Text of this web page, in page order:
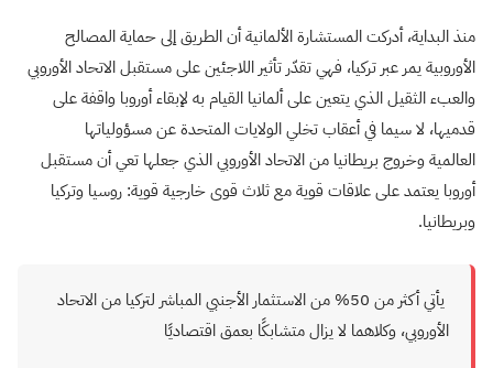
منذ البداية، أدركت المستشارة الألمانية أن الطريق إلى حماية المصالح
الأوروبية يمر عبر تركيا، فهي تقدّر تأثير اللاجئين على مستقبل الاتحاد الأوروبي
والعبء الثقيل الذي يتعين على ألمانيا القيام به لإبقاء أوروبا واقفة على
قدميها، لا سيما في أعقاب تخلي الولايات المتحدة عن مسؤولياتها
العالمية وخروج بريطانيا من الاتحاد الأوروبي الذي جعلها تعي أن مستقبل
أوروبا يعتمد على علاقات قوية مع ثلاث قوى خارجية قوية: روسيا وتركيا
وبريطانيا.
يأتي أكثر من 50% من الاستثمار الأجنبي المباشر لتركيا من الاتحاد
الأوروبي، وكلاهما لا يزال متشابكًا بعمق اقتصاديًا